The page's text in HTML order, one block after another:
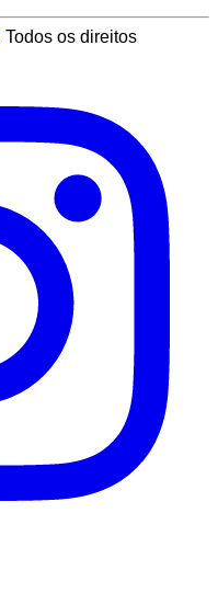
Todos os direitos